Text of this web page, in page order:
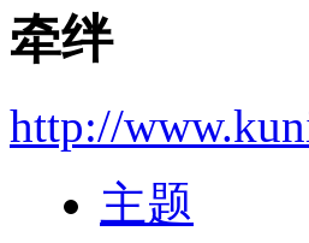
牵绊
http://
主题